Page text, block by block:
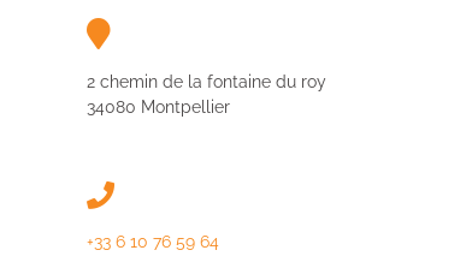
2 chemin de la fontaine du roy
34080 Montpellier
+33 6 10 76 59 64